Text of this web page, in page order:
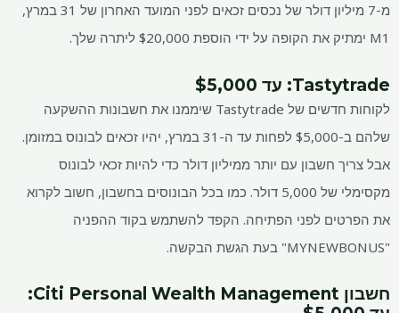
מ-7 מיליון דולר של נכסים זכאים לפני המועד האחרון של 31 במרץ,
M1 ימתיק את הקופה על ידי הוספת $20,000 ליתרה שלך.
Tastytrade: עד $5,000
לקוחות חדשים של Tastytrade שיממנו את חשבונות ההשקעה
שלהם ב-$5,000 לפחות עד ה-31 במרץ, יהיו זכאים לבונוס במזומן.
אבל צריך חשבון עם יותר ממיליון דולר כדי להיות זכאי לבונוס
מקסימלי של 5,000 דולר. כמו בכל הבונוסים בחשבון, חשוב לקרוא
את הפרטים לפני הפתיחה. הקפד להשתמש בקוד ההפניה
"MYNEWBONUS" בעת הגשת הבקשה.
חשבון Citi Personal Wealth Management
: